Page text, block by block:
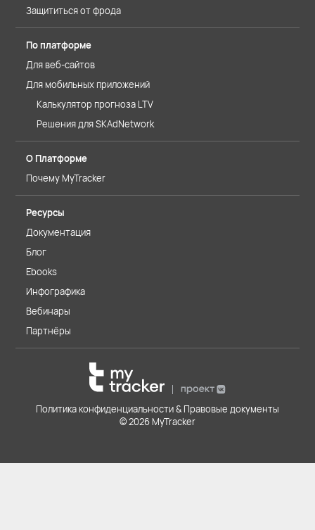
Защититься от фрода
По платформе
Для веб-сайтов
Для мобильных приложений
Калькулятор прогноза LTV
Решения для SKAdNetwork
О Платформе
Почему MyTracker
Ресурсы
Документация
Блог
Ebooks
Инфографика
Вебинары
Партнёры
Политика конфиденциальности & Правовые документы
© 2026 MyTracker